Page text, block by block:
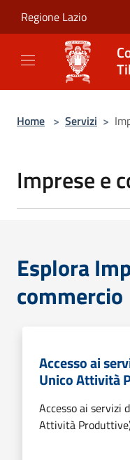
Regione Lazio
Home > Servizi >
Imprese e
Esplora
commercio
Accesso ai
Unico Attività
Accesso ai servizi
Attività